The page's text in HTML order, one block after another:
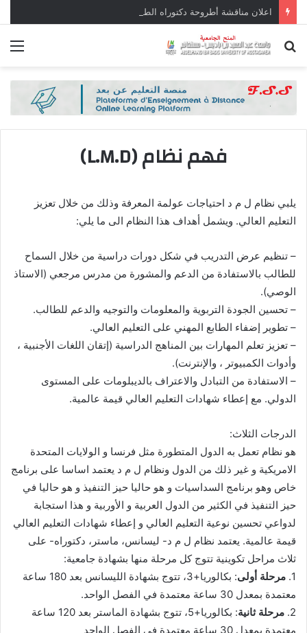
بحث
فهم نظام (L.M.D)
يلبي نظام ل م د احتياجات عولمة المعرفة وذلك من خلال تعزيز
التعليم العالي. ويشمل أهداف هذا النظام الى ما يلي:
– تنظيم عرض التدريب في شكل دورات دراسية من خلال السماح
للطالب بالاستفادة من الدعم والمشورة من مدرس مرجعي (الاستاذ
الوصي).
– تحسين الجودة التربوية والمعلومات والتوجيه والدعم للطالب.
– تطوير إضفاء الطابع المهني على التعليم العالي.
– تعزيز تعلم المهارات بين المناهج الدراسية (إتقان اللغات الأجنبية ،
وأدوات الكمبيوتر ، والإنترنت).
– الاستفادة من التبادل والاعتراف بالديبلومات على المستوى
الدولي. مع إعطاء شهادات التعليم العالي قيمة عالمية.
الدرجات الثلاث:
هو نظام تعمل به الدول المتطورة مثل فرنسا و الولايات المتحدة
الامريكية و غير ذلك من الدول ونظام ل م د يعتمد اساسا على برنامج
خاص وهو برنامج السداسيات و هو حاليا حيز التنفيذ و هو حاليا في
حيز التنفيذ في الكثير من الدول العربية و الأوربية و هذا استجابة
لدواعي تحسين نوعية التعليم العالي و إعطاء شهادات التعليم العالي
قيمة عالمية. يعتمد نظام ل م د- ليسانس، ماستر، دكتوراه- على
ثلاث مراحل تكوينية تتوج كل مرحلة منها بشهادة جامعية:
1. مرحلة أولى
: بكالوريا+3، تتوج بشهادة الليسانس بعد 180 ساعة
معتمدة بمعدل 30 ساعة معتمدة في الفصل الواحد.
2. مرحلة ثانية
: بكالوريا+5، تتوج بشهادة الماستر بعد 120 ساعة
معتمدة بمعدل 30 ساعة معتمدة في الفصل الواحد